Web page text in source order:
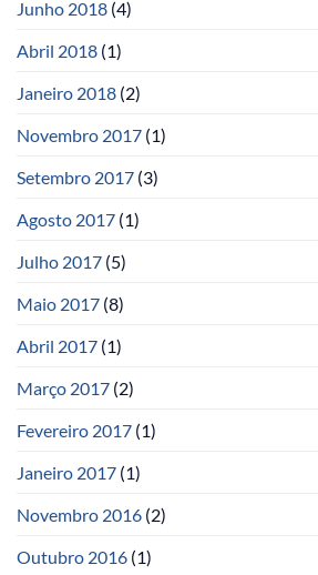
Junho 2018 (4)
Abril 2018 (1)
Janeiro 2018 (2)
Novembro 2017 (1)
Setembro 2017 (3)
Agosto 2017 (1)
Julho 2017 (5)
Maio 2017 (8)
Abril 2017 (1)
Março 2017 (2)
Fevereiro 2017 (1)
Janeiro 2017 (1)
Novembro 2016 (2)
Outubro 2016 (1)